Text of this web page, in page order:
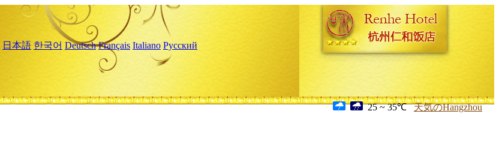
日本語 한국어 Deutsch Français Italiano Русский
25 ~ 35℃ 天気のHangzhou